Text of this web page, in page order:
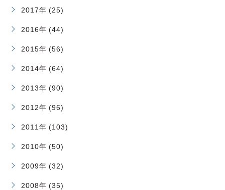
2017年 (25)
2016年 (44)
2015年 (56)
2014年 (64)
2013年 (90)
2012年 (96)
2011年 (103)
2010年 (50)
2009年 (32)
2008年 (35)